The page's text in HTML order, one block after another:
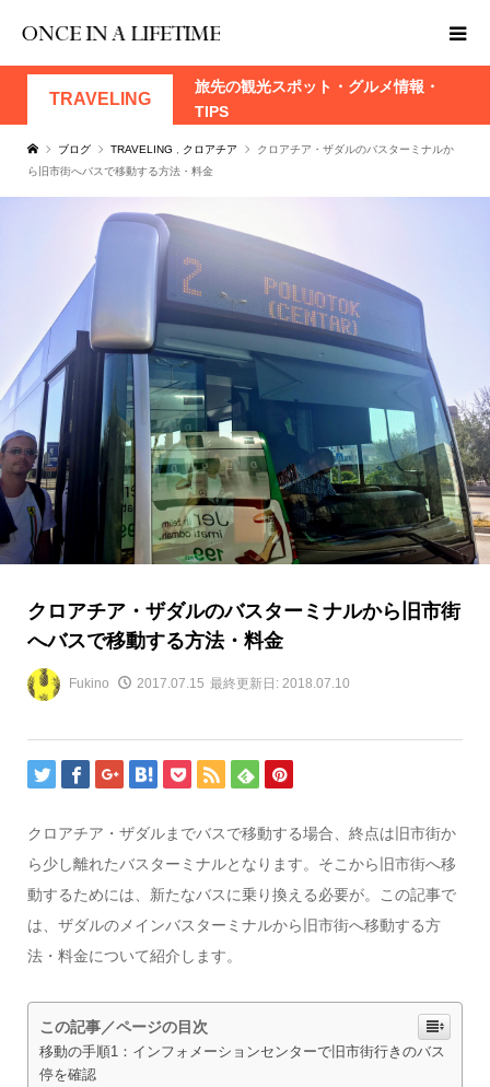
TRAVELING
旅先の観光スポット・グルメ情報・
TIPS
ブログ TRAVELING クロアチア
クロアチア・ザダルのバスターミナルか
ら旧市街へバスで移動する方法・料金
クロアチア・ザダルのバスターミナルから旧市街
へバスで移動する方法・料金
Fukino 2017.07.15 最終更新日: 2018.07.10
クロアチア・ザダルまでバスで移動する場合、終点は旧市街か
ら少し離れたバスターミナルとなります。そこから旧市街へ移
動するためには、新たなバスに乗り換える必要が。この記事で
は、ザダルのメインバスターミナルから旧市街へ移動する方
法・料金について紹介します。
この記事／ページの目次
移動の手順1：インフォメーションセンターで旧市街行きのバス
停を確認